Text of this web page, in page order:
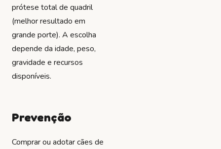
prótese total de quadril
(melhor resultado em
grande porte). A escolha
depende da idade, peso,
gravidade e recursos
disponíveis.
Prevenção
Comprar ou adotar cães de